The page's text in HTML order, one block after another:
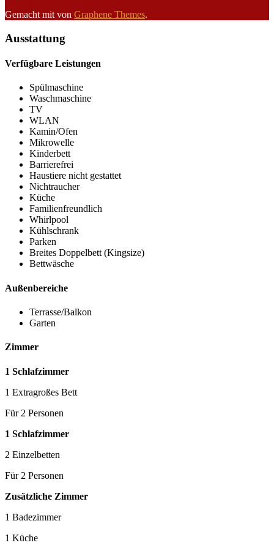
Gemacht mit von Graphene Themes.
Ausstattung
Verfügbare Leistungen
Spülmaschine
Waschmaschine
TV
WLAN
Kamin/Ofen
Mikrowelle
Kinderbett
Barrierefrei
Haustiere nicht gestattet
Nichtraucher
Küche
Familienfreundlich
Whirlpool
Kühlschrank
Parken
Breites Doppelbett (Kingsize)
Bettwäsche
Außenbereiche
Terrasse/Balkon
Garten
Zimmer
1 Schlafzimmer
1 Extragroßes Bett
Für 2 Personen
1 Schlafzimmer
2 Einzelbetten
Für 2 Personen
Zusätzliche Zimmer
1 Badezimmer
1 Küche